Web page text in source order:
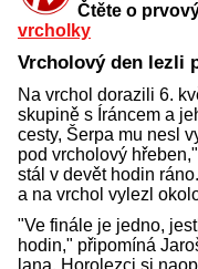
Čtěte o
vrcholky
Vrcholový den lezli
Na vrchol dorazili 6.
skupině s Íráncem a
cesty, Šerpa mu nesl
pod vrcholový
stál v devět hodin
a na vrchol vylezl
"Ve finále je jedno,
hodin," připomíná